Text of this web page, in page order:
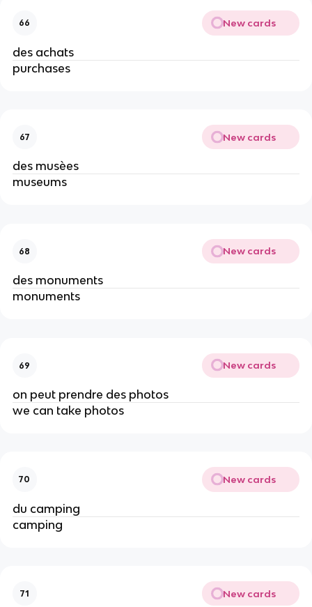
66 New cards
des achats
purchases
67 New cards
des musèes
museums
68 New cards
des monuments
monuments
69 New cards
on peut prendre des photos
we can take photos
70 New cards
du camping
camping
71 New cards